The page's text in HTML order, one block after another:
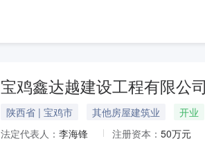
宝鸡鑫达越建设工程有限公司
陕西省 | 宝鸡市 其他房屋建筑业
开业
法定代表人： 李海锋 注册资本： 50万元